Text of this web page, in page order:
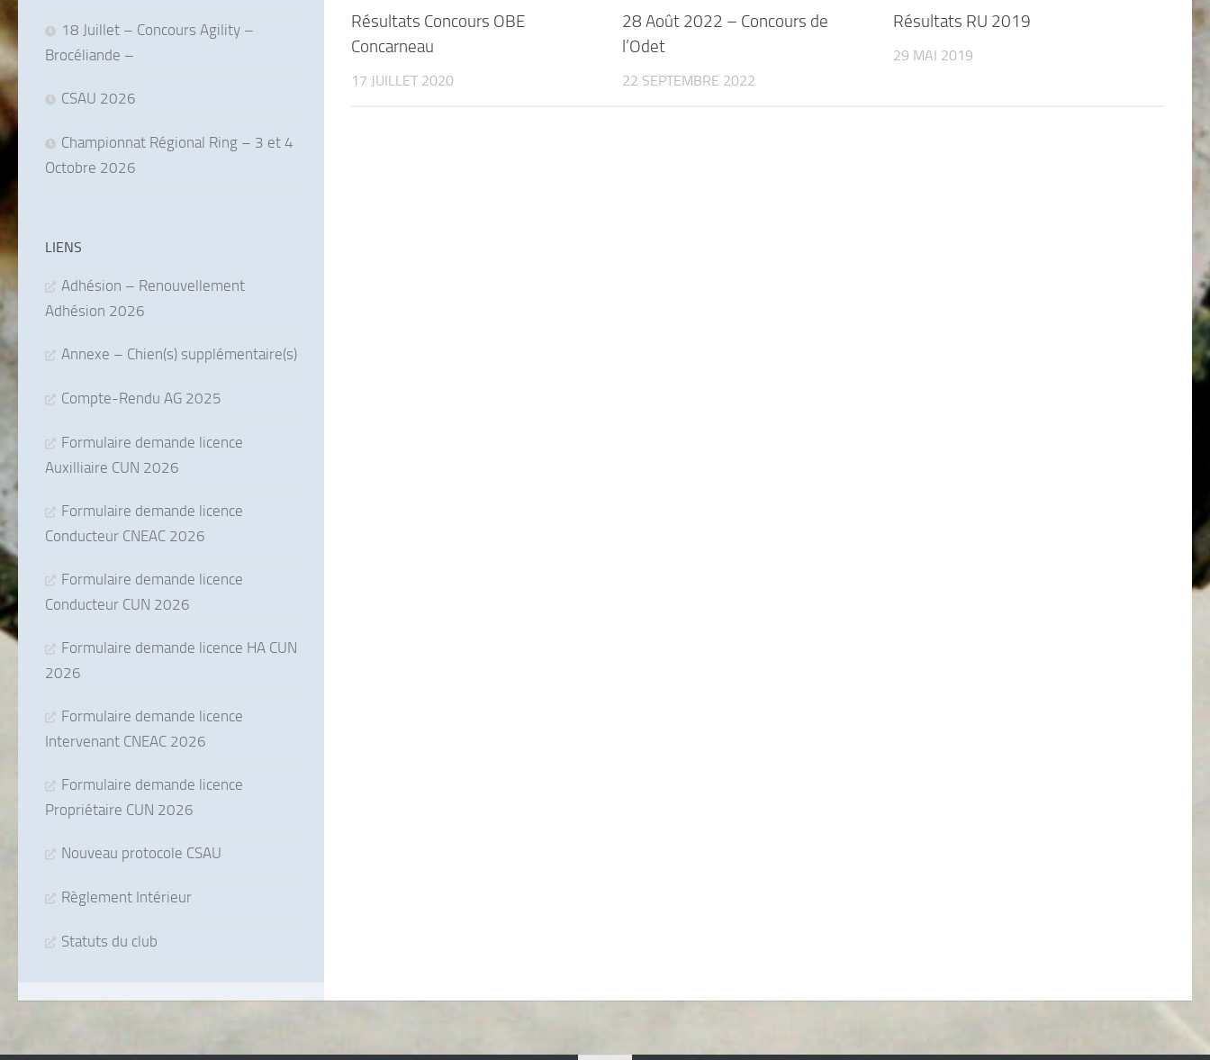
Résultats Concours OBE
Concarneau
17 JUILLET 2020
28 Août 2022 – Concours de
l’Odet
22 SEPTEMBRE 2022
Résultats RU 2019
29 MAI 2019
18 Juillet – Concours Agility –
Brocéliande –
CSAU 2026
Championnat Régional Ring – 3 et 4
Octobre 2026
LIENS
Adhésion – Renouvellement
Adhésion 2026
Annexe – Chien(s) supplémentaire(s)
Compte-Rendu AG 2025
Formulaire demande licence
Auxilliaire CUN 2026
Formulaire demande licence
Conducteur CNEAC 2026
Formulaire demande licence
Conducteur CUN 2026
Formulaire demande licence HA CUN
2026
Formulaire demande licence
Intervenant CNEAC 2026
Formulaire demande licence
Propriétaire CUN 2026
Nouveau protocole CSAU
Règlement Intérieur
Statuts du club